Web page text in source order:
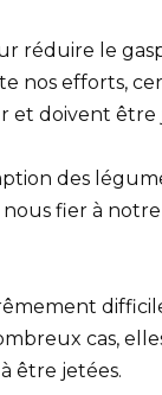
réduire le
nos efforts,
et doivent être
des
fier à
cas,
être jetées.